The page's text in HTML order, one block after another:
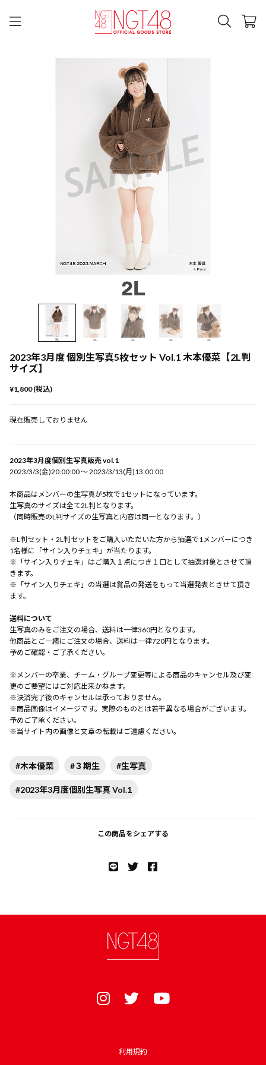
2023年3月度 個別生写真5枚セット Vol.1 木本優菜【2L判
サイズ】
¥1,800 (税込)
現在販売しておりません
2023年3月度個別生写真販売 vol.1
2023/3/3(金)20:00:00 〜 2023/3/13(月)13:00:00
本商品はメンバーの生写真が5枚で1セットになっています。
生写真のサイズは全て2L判となります。
（同時販売のL判サイズの生写真と内容は同一となります。）
※L判セット・2L判セットをご購入いただいた方から抽選で1メンバーにつき
1名様に「サイン入りチェキ」が当たります。
※「サイン入りチェキ」はご購入１点につき１口として抽選対象とさせて頂
きます。
※「サイン入りチェキ」の当選は賞品の発送をもって当選発表とさせて頂き
ます。
送料について
生写真のみをご注文の場合、送料は一律360円となります。
他商品とご一緒にご注文の場合、送料は一律720円となります。
予めご確認・ご了承ください。
※メンバーの卒業、チーム・グループ変更等による商品のキャンセル及び変
更のご要望にはご対応出来かねます。
※決済完了後のキャンセルは承っておりません。
※商品画像はイメージです。実際のものとは若干異なる場合がございます。
予めご了承ください。
※当サイト内の画像と文章の転載はご遠慮ください。
#木本優菜 #３期生 #生写真
#2023年3月度個別生写真 Vol.1
この商品をシェアする
利用規約